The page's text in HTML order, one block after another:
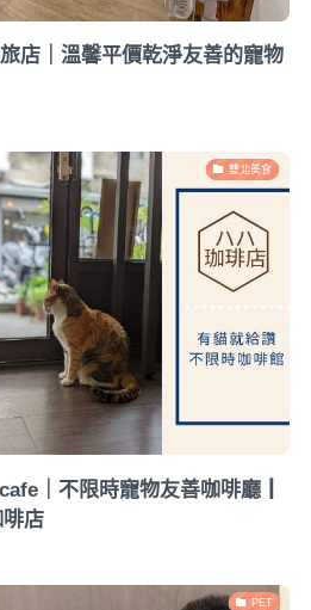
店｜溫馨平價乾淨友善的寵物
雙北美食
｜不限時寵物友善咖啡廳┃
店
PET